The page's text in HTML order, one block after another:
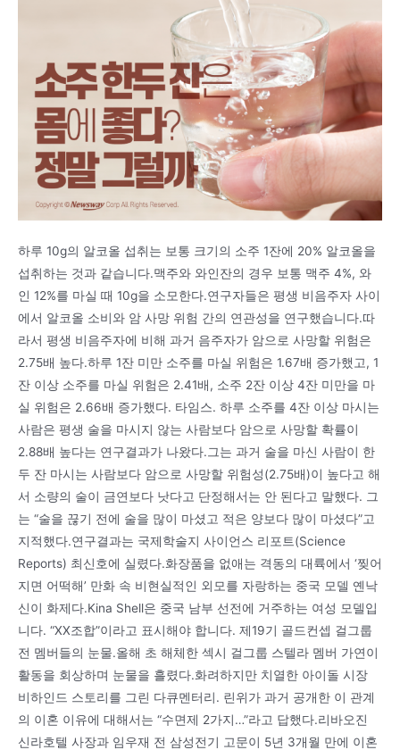
하루 10g의 알코올 섭취는 보통 크기의 소주 1잔에 20% 알코올을
섭취하는 것과 같습니다.맥주와 와인잔의 경우 보통 맥주 4%, 와
인 12%를 마실 때 10g을 소모한다.연구자들은 평생 비음주자 사이
에서 알코올 소비와 암 사망 위험 간의 연관성을 연구했습니다.따
라서 평생 비음주자에 비해 과거 음주자가 암으로 사망할 위험은
2.75배 높다.하루 1잔 미만 소주를 마실 위험은 1.67배 증가했고, 1
잔 이상 소주를 마실 위험은 2.41배, 소주 2잔 이상 4잔 미만을 마
실 위험은 2.66배 증가했다. 타임스. 하루 소주를 4잔 이상 마시는
사람은 평생 술을 마시지 않는 사람보다 암으로 사망할 확률이
2.88배 높다는 연구결과가 나왔다.그는 과거 술을 마신 사람이 한
두 잔 마시는 사람보다 암으로 사망할 위험성(2.75배)이 높다고 해
서 소량의 술이 금연보다 낫다고 단정해서는 안 된다고 말했다. 그
는 “술을 끊기 전에 술을 많이 마셨고 적은 양보다 많이 마셨다”고
지적했다.연구결과는 국제학술지 사이언스 리포트(Science
Reports) 최신호에 실렸다.화장품을 없애는 격동의 대륙에서 ‘찢어
지면 어떡해’ 만화 속 비현실적인 외모를 자랑하는 중국 모델 옌낙
신이 화제다.Kina Shell은 중국 남부 선전에 거주하는 여성 모델입
니다. “XX조합”이라고 표시해야 합니다. 제19기 골드컨셉 걸그룹
전 멤버들의 눈물.올해 초 해체한 섹시 걸그룹 스텔라 멤버 가연이
활동을 회상하며 눈물을 흘렸다.화려하지만 치열한 아이돌 시장
비하인드 스토리를 그린 다큐멘터리. 린위가 과거 공개한 이 관계
의 이혼 이유에 대해서는 “수면제 2가지…”라고 답했다.리바오진
신라호텔 사장과 임우재 전 삼성전기 고문이 5년 3개월 만에 이혼